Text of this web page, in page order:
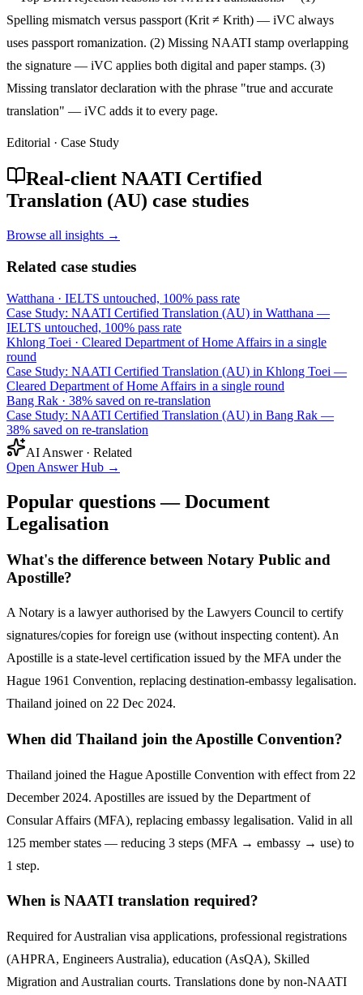
Spelling mismatch versus passport (Krit ≠ Krith) — iVC always
uses passport romanization. (2) Missing NAATI stamp overlapping
the signature — iVC applies both digital and paper stamps. (3)
Missing translator declaration with the phrase "true and accurate
translation" — iVC adds it to every page.
Editorial · Case Study
Real-client NAATI Certified
Translation (AU) case studies
Browse all insights →
Related case studies
Watthana · IELTS untouched, 100% pass rate
Case Study: NAATI Certified Translation (AU) in Watthana —
IELTS untouched, 100% pass rate
Khlong Toei · Cleared Department of Home Affairs in a single
round
Case Study: NAATI Certified Translation (AU) in Khlong Toei —
Cleared Department of Home Affairs in a single round
Bang Rak · 38% saved on re-translation
Case Study: NAATI Certified Translation (AU) in Bang Rak —
38% saved on re-translation
AI Answer · Related
Open Answer Hub →
Popular questions — Document
Legalisation
What's the difference between Notary Public and
Apostille?
A Notary is a lawyer authorised by the Lawyers Council to certify
signatures/copies for foreign use (without inspecting content). An
Apostille is a state-level certification issued by the MFA under the
Hague 1961 Convention, replacing destination-embassy legalisation.
Thailand joined on 22 Dec 2024.
When did Thailand join the Apostille Convention?
Thailand joined the Hague Apostille Convention with effect from 22
December 2024. Apostilles are issued by the Department of
Consular Affairs (MFA), replacing embassy legalisation. Valid in all
125 member states — reducing 3 steps (MFA → embassy → use) to
1 step.
When is NAATI translation required?
Required for Australian visa applications, professional registrations
(AHPRA, Engineers Australia), education (AsQA), Skilled
Migration and Australian courts. Translations done by non-NAATI